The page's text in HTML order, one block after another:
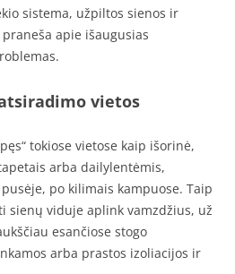
sistema, užpiltos sienos ir
apie išaugusias
vietos
tokiose vietose kaip išorinė,
arba dailylentėmis,
po kilimais kampuose. Taip
sienų viduje aplink vamzdžius, už
esančiose stogo
arba prastos izoliacijos ir